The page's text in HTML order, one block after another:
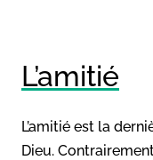
L’amitié
L’amitié est la
Dieu.